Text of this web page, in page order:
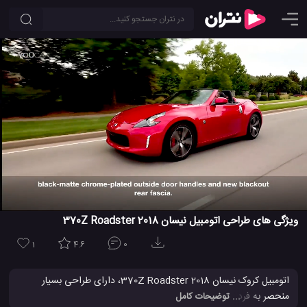
ویژگی های طراحی اتومبیل نیسان 370Z Roadster 2018
1 4.6 0
اتومبیل کروک نیسان 370Z Roadster 2018، دارای طراحی بسیار
منحصر به فرد و فوق العاده ای است. در این ویدئو جزئیات طراحی
... توضیحات کامل